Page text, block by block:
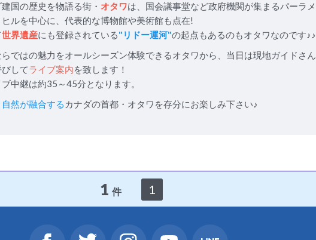
国の歴史を物語る街・ オタワは、国会議事堂など政府機関が集まるパーラメ
ヒルを中心に、代表的な博物館や美術館も点在!
世界遺産にも登録されている"リドー運河"の起点もあるのもオタワなのです♪♪
ではの魅力をオールシーズン体験できるオタワから、当日は現地ガイドさん
してライブ案内を致します！
中継は約35～45分となります。
然が融合する カナダの首都・オタワを存分にお楽しみ下さい♪
1 件 1